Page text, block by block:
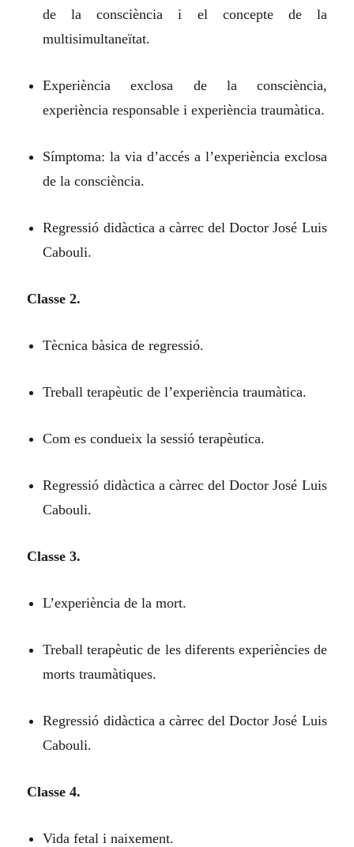
de la consciència i el concepte de la
multisimultaneïtat.
Experiència exclosa de la consciència,
experiència responsable i experiència traumàtica.
Símptoma: la via d’accés a l’experiència exclosa
de la consciència.
Regressió didàctica a càrrec del Doctor José Luis
Cabouli.
Classe 2.
Tècnica bàsica de regressió.
Treball terapèutic de l’experiència traumàtica.
Com es condueix la sessió terapèutica.
Regressió didàctica a càrrec del Doctor José Luis
Cabouli.
Classe 3.
L’experiència de la mort.
Treball terapèutic de les diferents experiències de
morts traumàtiques.
Regressió didàctica a càrrec del Doctor José Luis
Cabouli.
Classe 4.
Vida fetal i naixement.